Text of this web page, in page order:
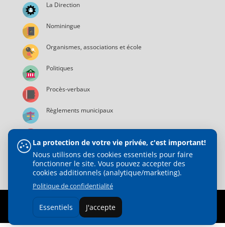
La Direction
Nominingue
Organismes, associations et école
Politiques
Procès-verbaux
Règlements municipaux
Services municipaux
© 2021 Municipalité de Nominingue | Tous droits réservés |
Web Design :Direct Média Plus Inc
La protection de votre vie privée, c'est important!
Nous utilisons des cookies essentiels pour faire
fonctionner le site. Vous pouvez accepter des
cookies additionnels (analytique/marketing).
Politique de confidentialité
Essentiels J'accepte